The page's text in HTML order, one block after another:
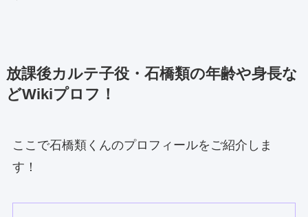
放課後カルテ子役・石橋類の年齢や身長な
どWikiプロフ！
ここで石橋類くんのプロフィールをご紹介しま
す！